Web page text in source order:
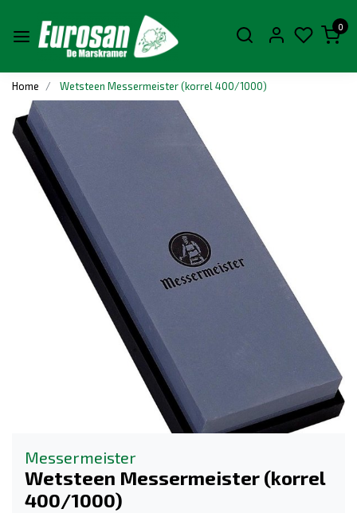
0
Home Wetsteen Messermeister (korrel 400/1000)
Messermeister
Wetsteen Messermeister (korrel
400/1000)